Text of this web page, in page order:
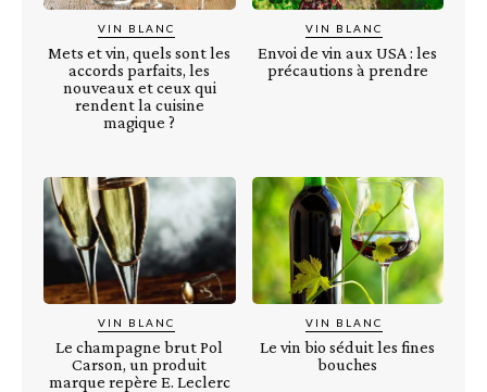
VIN BLANC
Mets et vin, quels sont les
accords parfaits, les
nouveaux et ceux qui
rendent la cuisine
magique ?
VIN BLANC
Envoi de vin aux USA : les
précautions à prendre
VIN BLANC
Le champagne brut Pol
Carson, un produit
marque repère E. Leclerc
VIN BLANC
Le vin bio séduit les fines
bouches